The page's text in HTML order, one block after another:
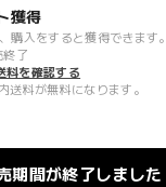
獲得
購入をすると獲得できます。
終了
料を確認する
料が無料になります。
期間が終了しました